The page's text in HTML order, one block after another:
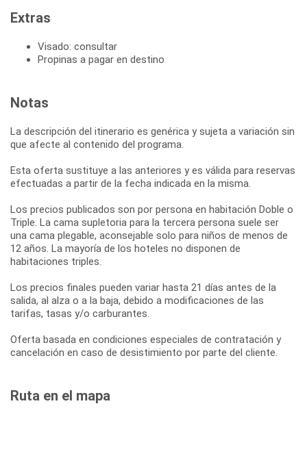
Extras
Visado: consultar
Propinas a pagar en destino
Notas
La descripción del itinerario es genérica y sujeta a variación sin
que afecte al contenido del programa.
Esta oferta sustituye a las anteriores y es válida para reservas
efectuadas a partir de la fecha indicada en la misma.
Los precios publicados son por persona en habitación Doble o
Triple. La cama supletoria para la tercera persona suele ser
una cama plegable, aconsejable solo para niños de menos de
12 años. La mayoría de los hoteles no disponen de
habitaciones triples.
Los precios finales pueden variar hasta 21 días antes de la
salida, al alza o a la baja, debido a modificaciones de las
tarifas, tasas y/o carburantes.
Oferta basada en condiciones especiales de contratación y
cancelación en caso de desistimiento por parte del cliente.
Ruta en el mapa